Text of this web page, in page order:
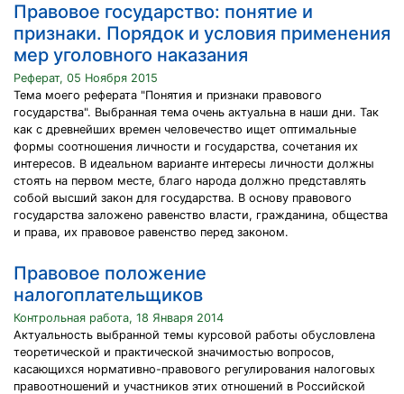
Правовое государство: понятие и
признаки. Порядок и условия применения
мер уголовного наказания
Реферат, 05 Ноября 2015
Тема моего реферата "Понятия и признаки правового
государства". Выбранная тема очень актуальна в наши дни. Так
как с древнейших времен человечество ищет оптимальные
формы соотношения личности и государства, сочетания их
интересов. В идеальном варианте интересы личности должны
стоять на первом месте, благо народа должно представлять
собой высший закон для государства. В основу правового
государства заложено равенство власти, гражданина, общества
и права, их правовое равенство перед законом.
Правовое положение
налогоплательщиков
Контрольная работа, 18 Января 2014
Актуальность выбранной темы курсовой работы обусловлена
теоретической и практической значимостью вопросов,
касающихся нормативно-правового регулирования налоговых
правоотношений и участников этих отношений в Российской